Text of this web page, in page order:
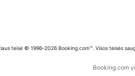
teisė © 1996–2026 Booking.com™. Visos teisės
Booking.com